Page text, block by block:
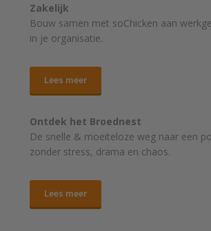
Zakelijk
Bouw samen met soChicken aan
in je organisatie.
Lees meer
Ontdek het Broednest
De snelle & moeiteloze weg naar een
zonder stress, drama en chaos.
Lees meer